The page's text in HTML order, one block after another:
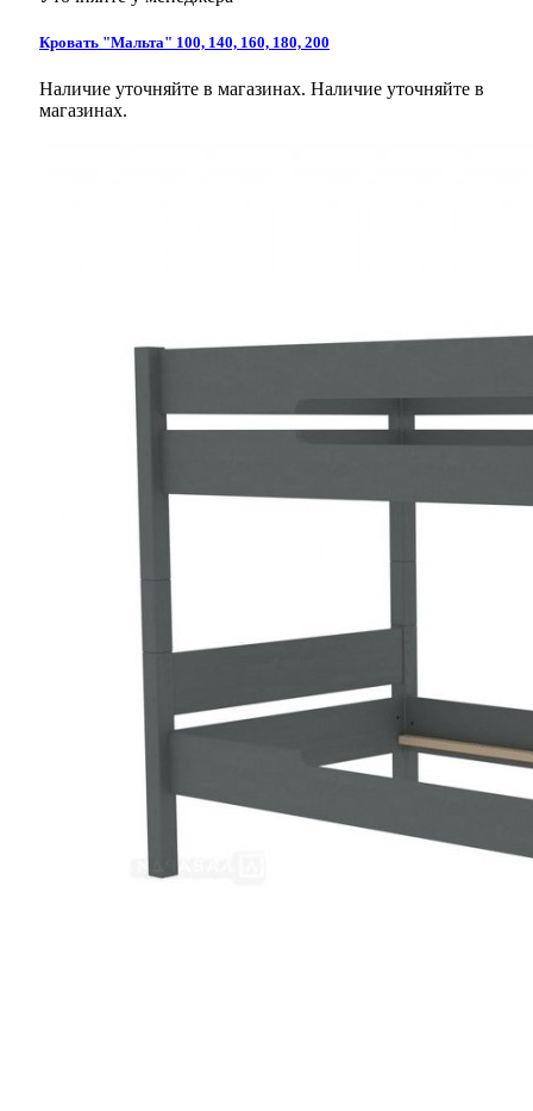
Кровать "Мальта" 100, 140, 160, 180, 200
Наличие уточняйте в магазинах. Наличие уточняйте в
магазинах.